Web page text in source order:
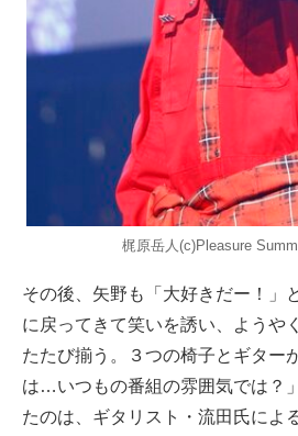
梶原岳人(c)Pleasure
その後、矢野も「大好きだー！」
に戻ってきて笑いを誘い、ようや
たたび揃う。３つの椅子とギター
は…いつもの番組の雰囲気では？
たのは、ギタリスト・流田氏に